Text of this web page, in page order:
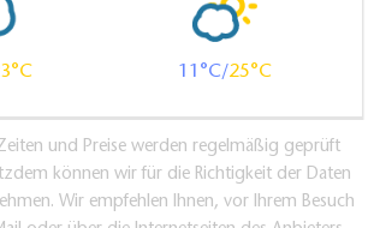
11 25
und Preise werden regelmäßig geprüft
können wir für die Richtigkeit der Daten
Wir empfehlen Ihnen, vor Ihrem Besuch